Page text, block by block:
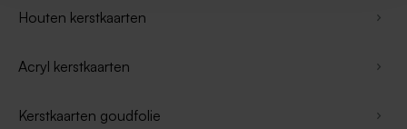
Houten kerstkaarten
Acryl kerstkaarten
Kerstkaarten goudfolie